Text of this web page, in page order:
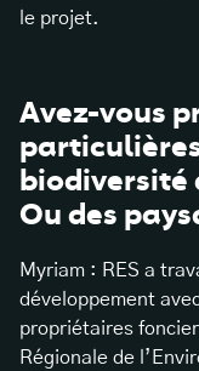
le projet.
Avez-vous
biodiversité
Ou des
Myriam : RES a
développement
propriétaires
Régionale de